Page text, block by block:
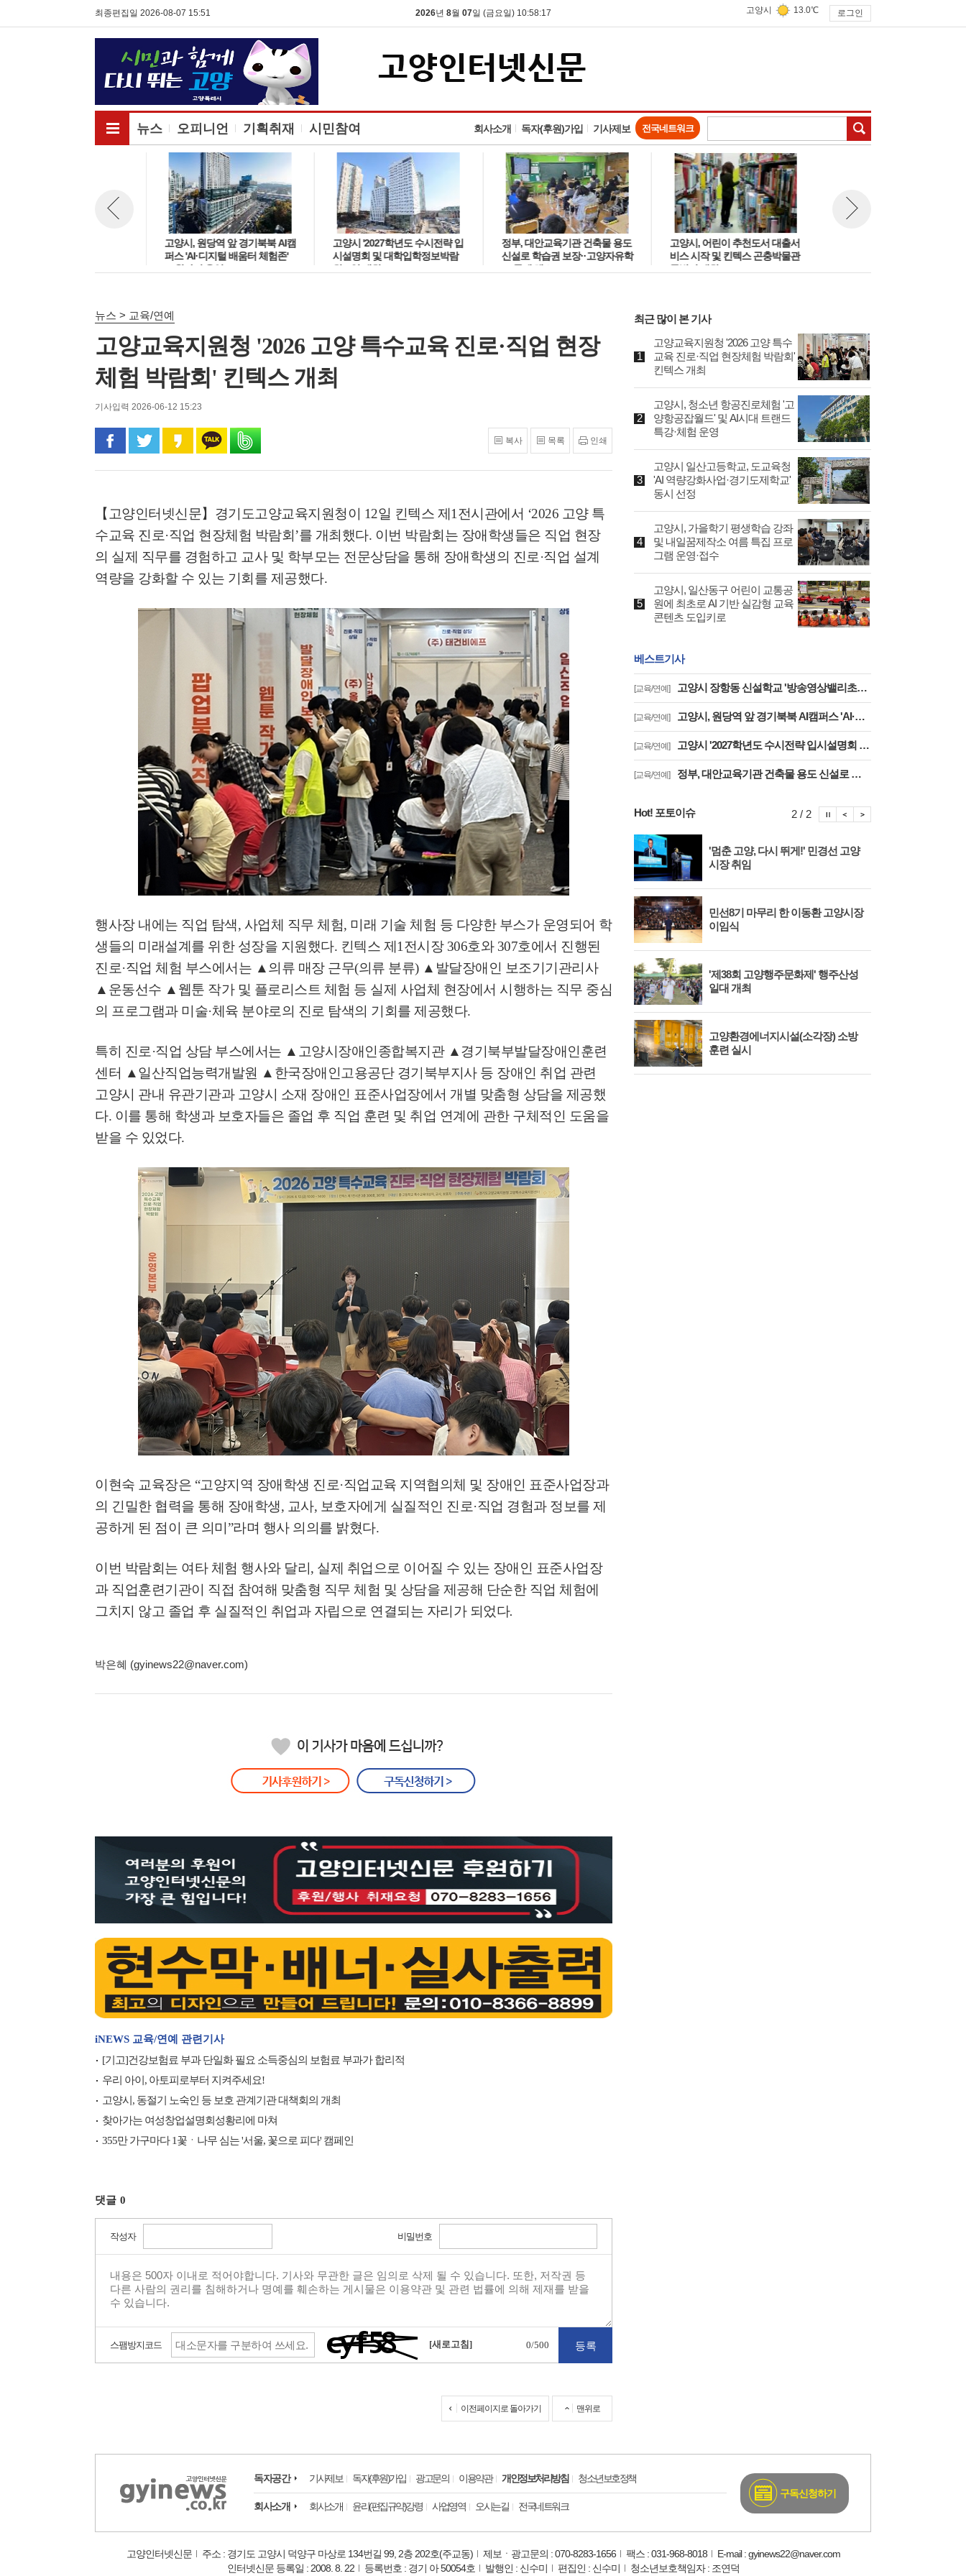
최종편집일 2026-08-07 15:51 2026년 8월 07일 (금요일) 10:58:18 고양시 13.0℃ 로그인
뉴스 오피니언 기획취재 시민참여 회사소개 독자(후원)가입 기사제보 전국네트워크
전체메뉴보기
고양시, 원당역 앞 경기북북 AI캠
퍼스 'AI·디지털 배움터 체험존'
12월까지 운영
고양시 '2027학년도 수시전략 입
시설명회 및 대학입학정보박람
회' 8일 개최
정부, 대안교육기관 건축물 용도
신설로 학습권 보장··고양자유학
교 문제 해소
고양시, 어린이 추천도서 대출서
비스 시작 및 킨텍스 곤충박물관
특별전 개최
뉴스 > 교육/연예
고양교육지원청 '2026 고양 특수교육 진로·직업 현장
체험 박람회' 킨텍스 개최
기사입력 2026-06-12 15:23
페이스북으로 공유
트위터로 공유카카오 스토리로 공유
카카오톡으로 공유
복사 목록 인쇄
【고양인터넷신문】 경기도고양교육지원청이 12일 킨텍스 제 1 전시관에서 ‘2026 고양 특
수교육 진로·직업 현장체험 박람회 ’를 개최했다. 이번 박람회는 장애학생들은 직업 현장
의 실제 직무를 경험하고 교사 및 학부모는 전문상담을 통해 장애학생의 진로 ·직업 설계
역량을 강화할 수 있는 기회를 제공했다.
행사장 내에는 직업 탐색, 사업체 직무 체험, 미래 기술 체험 등 다양한 부스가 운영되어 학
생들의 미래설계를 위한 성장을 지원했다. 킨텍스 제 1 전시장 306호와 307호에서 진행된
진로·직업 체험 부스에서는 ▲의류 매장 근무(의류 분류) ▲ 발달장애인 보조기기관리사
▲ 운동선수 ▲ 웹툰 작가 및 플로리스트 체험 등 실제 사업체 현장에서 시행하는 직무 중심
의 프로그램과 미술·체육 분야로의 진로 탐색의 기회를 제공했다.
특히 진로 ·직업 상담 부스에서는 ▲ 고양시장애인종합복지관 ▲경기북부발달장애인훈련
센터 ▲일산직업능력개발원 ▲ 한국장애인고용공단 경기북부지사 등 장애인 취업 관련
고양시 관내 유관기관과 고양시 소재 장애인 표준사업장에서 개별 맞춤형 상담을 제공했
다. 이를 통해 학생과 보호자들은 졸업 후 직업 훈련 및 취업 연계에 관한 구체적인 도움을
받을 수 있었다.
이현숙 교육장은 “고양지역 장애학생 진로·직업교육 지역협의체 및 장애인 표준사업장과
의 긴밀한 협력을 통해 장애학생, 교사, 보호자에게 실질적인 진로·직업 경험과 정보를 제
공하게 된 점이 큰 의미 ”라며 행사 의의를 밝혔다.
이번 박람회는 여타 체험 행사와 달리 , 실제 취업으로 이어질 수 있는 장애인 표준사업장
과 직업훈련기관이 직접 참여해 맞춤형 직무 체험 및 상담을 제공해 단순한 직업 체험에
그치지 않고 졸업 후 실질적인 취업과 자립으로 연결되는 자리가 되었다.
박은혜 (gyinews22@naver.com)
iNEWS 교육/연예 관련기사
[기고]건강보험료 부과 단일화 필요 소득중심의 보험료 부과가 합리적
우리 아이, 아토피로부터 지켜주세요!
고양시, 동절기 노숙인 등 보호 관계기관 대책회의 개최
찾아가는 여성창업설명회성황리에 마쳐
355만 가구마다 1꽃ㆍ나무 심는 '서울, 꽃으로 피다' 캠페인
댓글 0
작성자 비밀번호
스팸방지코드 [새로고침] 0/500
이전페이지로 돌아가기 맨위로
최근 많이 본 기사
고양교육지원청 '2026 고양 특수
교육 진로·직업 현장체험 박람회'
킨텍스 개최
고양시, 청소년 항공진로체험 '고
양항공잡월드' 및 AI시대 트랜드
특강·체험 운영
고양시 일산고등학교, 도교육청
'AI 역량강화사업·경기도제학교'
동시 선정
고양시, 가을학기 평생학습 강좌
및 내일꿈제작소 여름 특집 프로
그램 운영·접수
고양시, 일산동구 어린이 교통공
원에 최초로 AI 기반 실감형 교육
콘텐츠 도입키로
베스트기사
[교육/연예] 고양시 장항동 신설학교 '방송영상밸리초교' 교육부 심사 통과··2030년 개교
[교육/연예] 고양시, 원당역 앞 경기북북 AI캠퍼스 'AI·디지털 배움터 체험존' 12월까지 운영
[교육/연예] 고양시 '2027학년도 수시전략 입시설명회 및 대학입학정보박람회' 8일 개최
[교육/연예] 정부, 대안교육기관 건축물 용도 신설로 학습권 보장··고양자유학교 문제 해소
Hot! 포토이슈
'멈춘 고양, 다시 뛰게!' 민경선 고양
시장 취임
이임식
'제38회 고양행주문화제' 행주산성
일대 개최
훈련 실시
고양시 폭염특보에 '도로 살수차' 전
면 가동
종 감상'
민경선 시장, 2026 고양시장배 볼링
대회 시구
회 개최
'멈춘 고양, 다시 뛰게!' 민경선 고양
시장 취임
민선8기 마무리 한 이동환 고양시장
이임식
'제38회 고양행주문화제' 행주산성
일대 개최
고양환경에너지시설(소각장) 소방
훈련 실시
2 / 2 포토이슈 이전보기
포토이슈 정지
독자공간 기사제보 독자(후원)가입 광고문의 이용약관 개인정보처리방침 청소년보호정책
회사소개 회사소개 윤리(편집규약)강령 사업영역 오시는길 전국네트워크
구독신청하기
고양인터넷신문 주소 : 경기도 고양시 덕양구 마상로 134번길 99, 2층 202호(주교동) 제보ㆍ광고문의 : 070-8283-1656 팩스 : 031-968-8018
E-mail : gyinews22@naver.com
인터넷신문 등록일 : 2008. 8. 22
등록번호 : 경기 아 50054호 발행인 : 신수미 편집인 : 신수미 청소년보호책임자 : 조연덕